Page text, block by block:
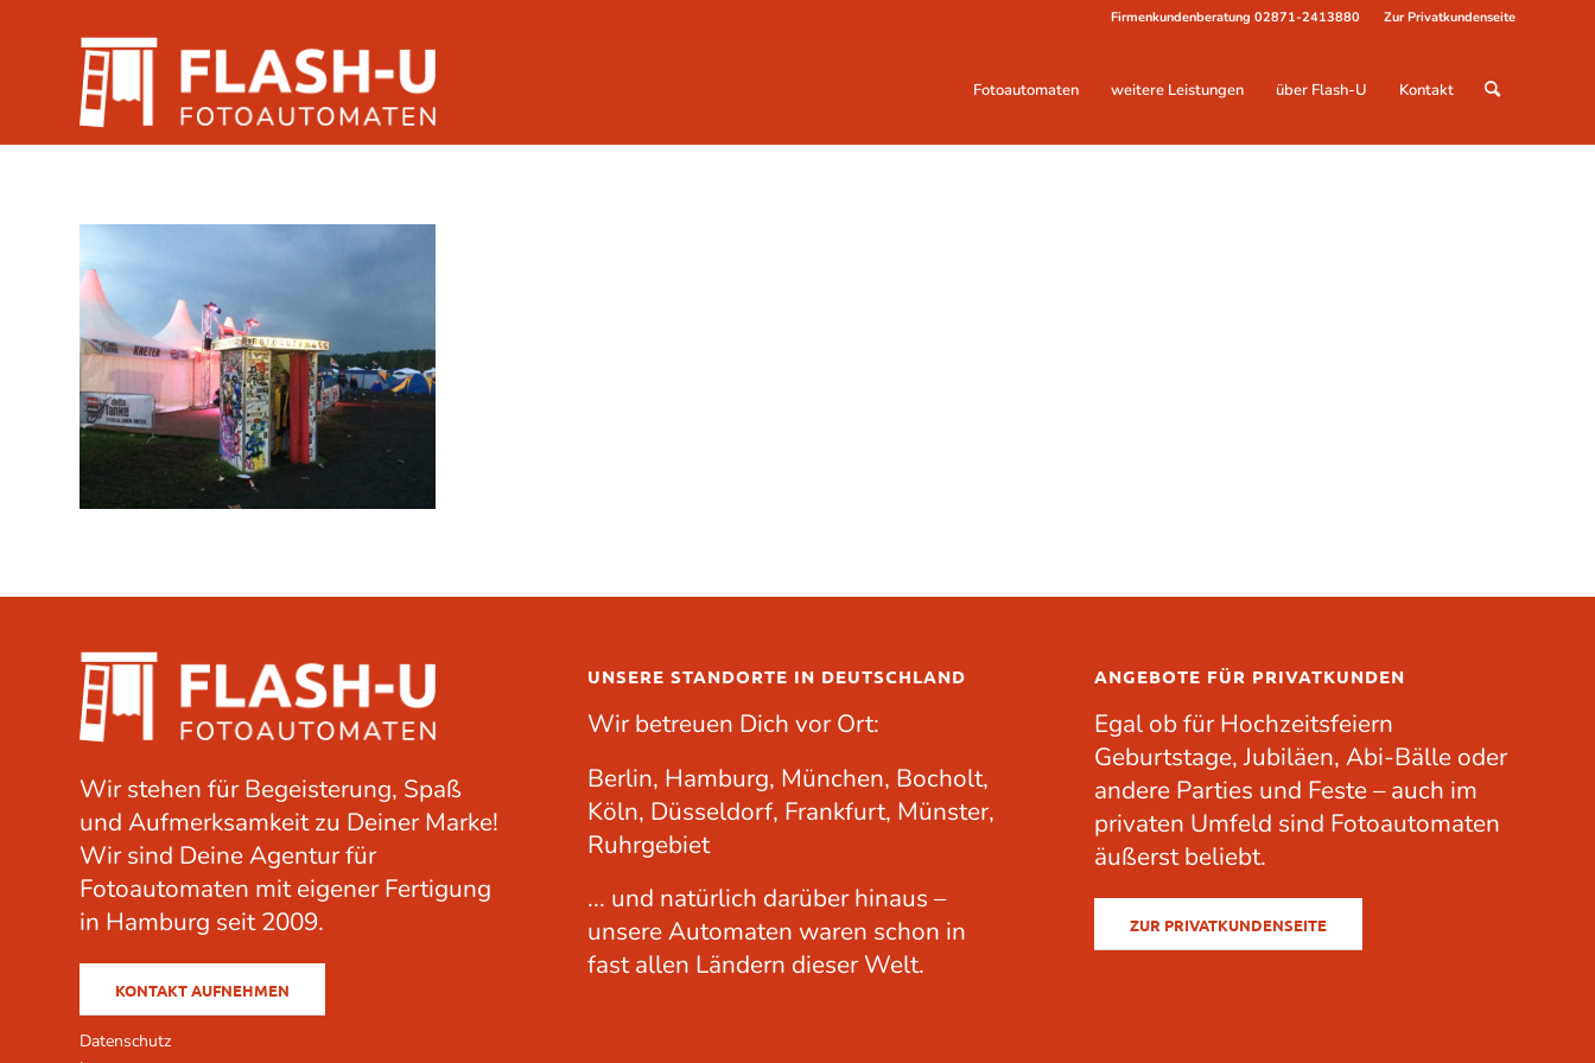
Zur Privatkundenseite
Firmenkundenberatung 02871-2413880
Fotoautomaten weitere Leistungen über Flash-U Kontakt
Wir stehen für Begeisterung, Spaß
und Aufmerksamkeit zu Deiner Marke!
Wir sind Deine Agentur für
Fotoautomaten mit eigener Fertigung
in Hamburg seit 2009.
KONTAKT AUFNEHMEN
Datenschutz
UNSERE STANDORTE IN DEUTSCHLAND
Wir betreuen Dich vor Ort:
Berlin, Hamburg, München, Bocholt,
Köln, Düsseldorf, Frankfurt, Münster,
Ruhrgebiet
... und natürlich darüber hinaus –
unsere Automaten waren schon in
fast allen Ländern dieser Welt.
ANGEBOTE FÜR PRIVATKUNDEN
Egal ob fürHochzeitsfeiern
Geburtstage,Jubiläen, Abi-Bälle oder
andere Parties und Feste – auch im
privaten Umfeld sind Fotoautomaten
äußerst beliebt.
ZUR PRIVATKUNDENSEITE